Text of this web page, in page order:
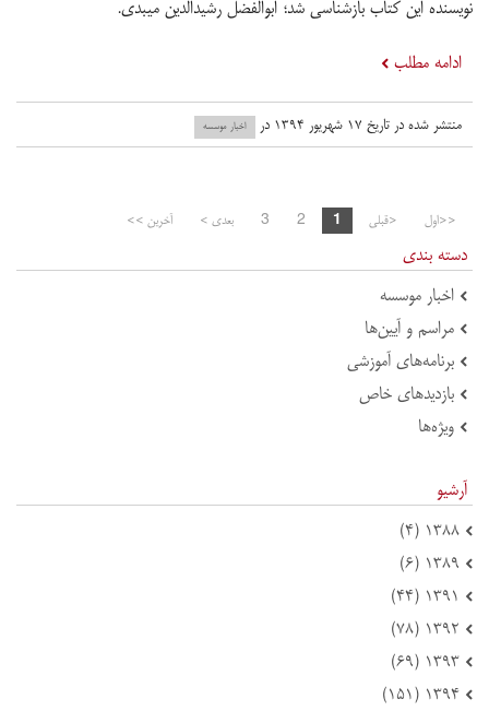
نویسنده این کتاب بازشناسی شد؛ ابوالفضل رشیدالدین میبدی.
ادامه مطلب
منتشر شده در تاریخ ۱۷ شهریور ۱۳۹۴ در اخبار موسسه
<<اول <قبلی 1
2
3 بعدی > آخرین >>
دسته بندی
اخبار موسسه
مراسم و آیین‌ها
برنامه‌های آموزشی
بازدید‌های خاص
ویژه‌ها
آرشیو
۱۳۸۸ (۴)
۱۳۸۹ (۶)
۱۳۹۱ (۴۴)
۱۳۹۲ (۷۸)
۱۳۹۳ (۶۹)
۱۳۹۴ (۱۵۱)